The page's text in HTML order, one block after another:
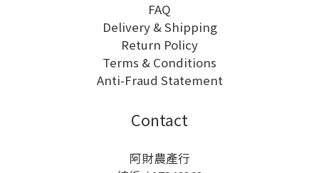
FAQ
Delivery & Shipping
Return Policy
Terms & Conditions
Anti-Fraud Statement
Contact
阿財農產行